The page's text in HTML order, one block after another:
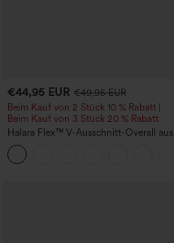
€44,95 EUR €49,95 EUR
Beim Kauf von 2 Stück 10 % Rabatt |
Beim Kauf von 3 Stück 20 % Rabatt
Halara Flex™ V-Ausschnitt-Overall aus
gewaschenem Denim mit Taschen –
lässig